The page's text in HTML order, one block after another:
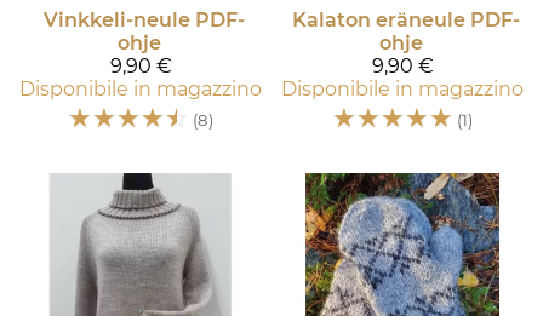
Vinkkeli-neule PDF-
ohje
9,90 €
Disponibile in magazzino
☆☆☆☆☆ (8)
Kalaton eräneule PDF-
ohje
9,90 €
Disponibile in magazzino
☆☆☆☆☆ (1)